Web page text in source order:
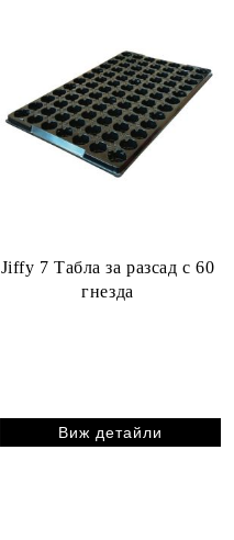
Jiffy 7 Табла за разсад с 60
гнезда
Виж детайли